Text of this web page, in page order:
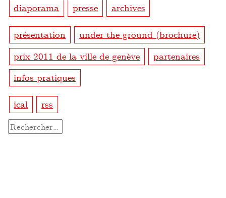
diaporama presse archives
présentation
under the ground (brochure)
prix 2011 de la ville de genève
partenaires
infos pratiques
ical rss
Rechercher :